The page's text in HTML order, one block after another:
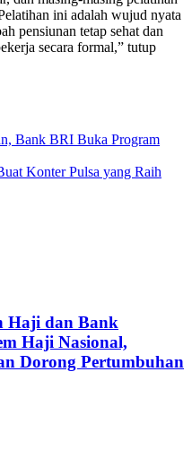
ini adalah wujud nyata
pensiunan tetap sehat dan
secara formal,” tutup
Bank BRI Buka Program
Konter Pulsa yang Raih
Haji dan Bank
Haji Nasional,
Dorong Pertumbuhan